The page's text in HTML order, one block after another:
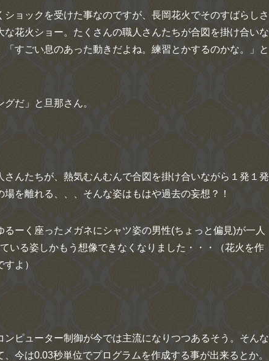
ョックを受けた事なのですが、長岡花火でそのすばらしさ
花火ショー。たくさんの職人さんたちが合図を掛け合いな
すごい息のあった動きだよね。練習とかするのかな。」と
だ」と旦那さん。
んたちが、熱気むんむんで合図を掛け合いながら１発１発
を離れる、、、そんな姿はもはや過去の妄想？！
ーく座ったメガネにシャツ姿の男性(ちょっと偏見)が一人
いる姿しかもう想像できなくなりました・・・（花火を作
すよ）
ンピューター制御が今では主流になりつつあるそう。そんな
今は0.03秒単位でプログラムを作成する事が出来るとか。